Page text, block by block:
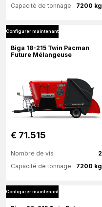
7200 kg
Capacité de tonnage
Plus d'information
Configurer maintenant
Biga 18-215 Twin Pacman
Future Mélangeuse
€ 71.515
2
Nombre de vis
7200 kg
Capacité de tonnage
Plus d'information
Configurer maintenant